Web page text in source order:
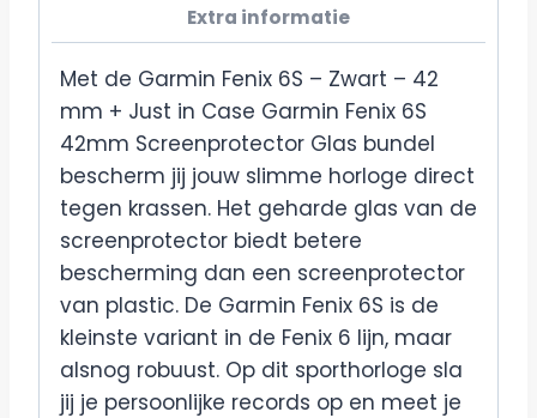
Extra informatie
Met de Garmin Fenix 6S – Zwart – 42
mm + Just in Case Garmin Fenix 6S
42mm Screenprotector Glas bundel
bescherm jij jouw slimme horloge direct
tegen krassen. Het geharde glas van de
screenprotector biedt betere
bescherming dan een screenprotector
van plastic. De Garmin Fenix 6S is de
kleinste variant in de Fenix 6 lijn, maar
alsnog robuust. Op dit sporthorloge sla
jij je persoonlijke records op en meet je